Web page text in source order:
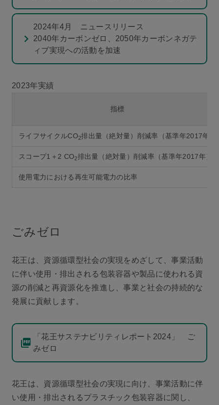
2024年4月 ニュースリリース
2040年カーボンゼロ、2050年カーボンネガテ
ィブ実現への活動を加速
2023年実績
指標
ライフサイクルCO2排出量（絶対量）削減率（基準年2017年）
スコープ1＋2 CO2排出量（絶対量）削減率（基準年2017年）
使用電力における再生可能電力の比率
ごみゼロ
花王は、資源循環型社会の実現をめざして、事業活動
に伴い使用・排出される包装容器や製品に使われる資
源の削減と再資源化を推進し、事業と社会の持続的な
発展に貢献します。
「花王サステナビリティレポート2024」 ご
みゼロ
花王は、資源循環型社会の実現に向け、事業活動に伴
い使用・排出されるプラスチック包装容器に関し、